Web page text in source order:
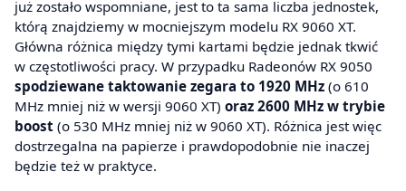
już zostało wspomniane, jest to ta sama liczba jednostek,
którą znajdziemy w mocniejszym modelu RX 9060 XT.
Główna różnica między tymi kartami będzie jednak tkwić
w częstotliwości pracy. W przypadku Radeonów RX 9050
spodziewane taktowanie zegara to 1920 MHz (o 610
MHz mniej niż w wersji 9060 XT) oraz 2600 MHz w trybie
boost (o 530 MHz mniej niż w 9060 XT). Różnica jest więc
dostrzegalna na papierze i prawdopodobnie nie inaczej
będzie też w praktyce.